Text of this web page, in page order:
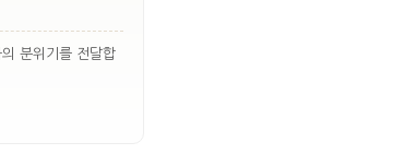
분위기를 전달합